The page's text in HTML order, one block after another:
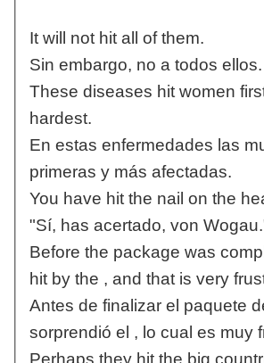
It will not hit all of them.
Sin embargo, no a todos ellos.
These diseases hit women
hardest.
En estas enfermedades las
primeras y más afectadas.
You have hit the nail on the
"Sí, has acertado, von
Before the package was
hit by the , and that is very
Antes de finalizar el paquete
sorprendió el , lo cual es muy
Perhaps they hit the big